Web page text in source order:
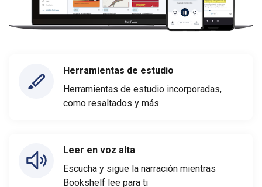
Herramientas de estudio
Herramientas de estudio incorporadas,
como resaltados y más
Leer en voz alta
Escucha y sigue la narración mientras
Bookshelf lee para ti